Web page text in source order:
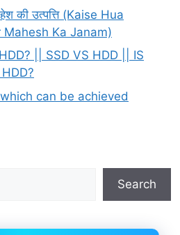
की उत्पत्ति (Kaise Hua
Ka Janam)
|| SSD VS HDD || IS
can be achieved
Search